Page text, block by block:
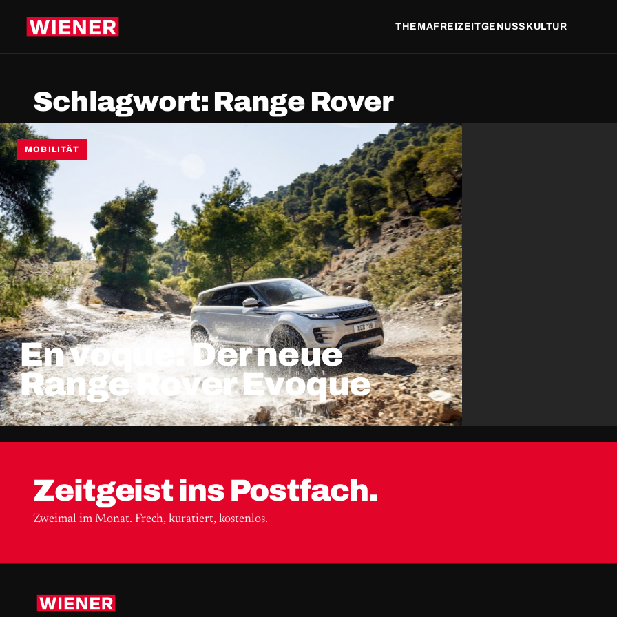
THEMAFREIZEITGENUSS KULTUR
Schlagwort: Range Rover
MOBILITÄT
En voque: Der neue
Range Rover Evoque
Zeitgeist ins Postfach.
Zweimal im Monat. Frech, kuratiert, kostenlos.